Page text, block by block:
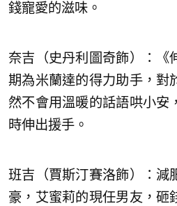
錢寵愛的滋味。
奈吉（史丹利圖奇飾）：《
期為米蘭達的得力助手，對
然不會用溫暖的話語哄小安
時伸出援手。
班吉（賈斯汀賽洛飾）：減
豪，艾蜜莉的現任男友，砸